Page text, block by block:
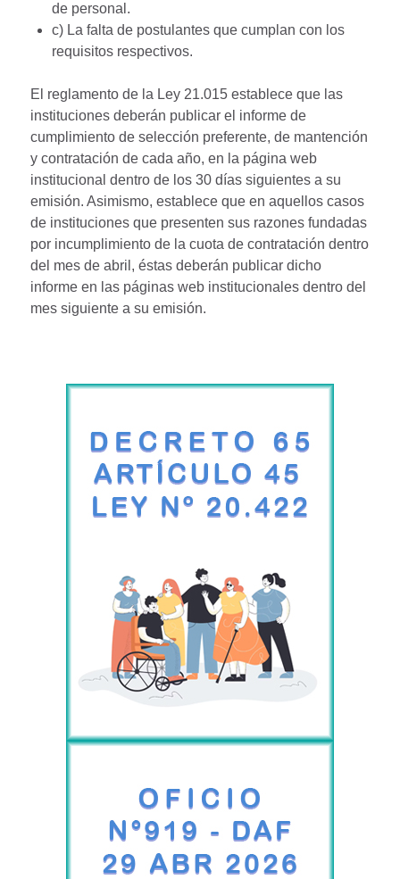
de personal.
c) La falta de postulantes que cumplan con los
requisitos respectivos.
El reglamento de la Ley 21.015 establece que las
instituciones deberán publicar el informe de
cumplimiento de selección preferente, de mantención
y contratación de cada año, en la página web
institucional dentro de los 30 días siguientes a su
emisión. Asimismo, establece que en aquellos casos
de instituciones que presenten sus razones fundadas
por incumplimiento de la cuota de contratación dentro
del mes de abril, éstas deberán publicar dicho
informe en las páginas web institucionales dentro del
mes siguiente a su emisión.